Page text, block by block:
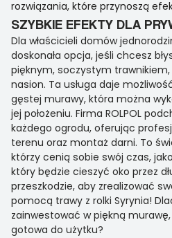
rozwiązania, które przynoszą
SZYBKIE EFEKTY DLA
Dla właścicieli domów
doskonała opcja, jeśli chcesz
pięknym, soczystym
nasion. Ta usługa daje
gęstej murawy, która można
jej położeniu. Firma ROLPOL
każdego ogrodu, oferując
terenu oraz montaż darni. To
którzy cenią sobie swój czas,
który będzie cieszyć oko przez
przeszkodzie, aby zrealizować
pomocą trawy z rolki Syrynia!
zainwestować w piękną
gotowa do użytku?